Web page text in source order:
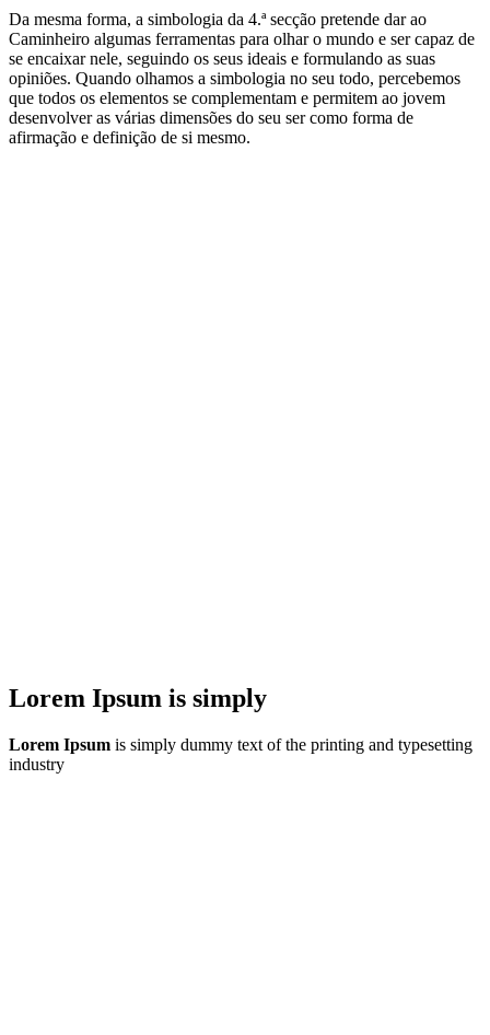
Da mesma forma, a simbologia da 4.ª secção pretende dar ao
Caminheiro algumas ferramentas para olhar o mundo e ser capaz de
se encaixar nele, seguindo os seus ideais e formulando as suas
opiniões. Quando olhamos a simbologia no seu todo, percebemos
que todos os elementos se complementam e permitem ao jovem
desenvolver as várias dimensões do seu ser como forma de
afirmação e definição de si mesmo.
Lorem Ipsum is simply
Lorem Ipsum is simply dummy text of the printing and typesetting
industry